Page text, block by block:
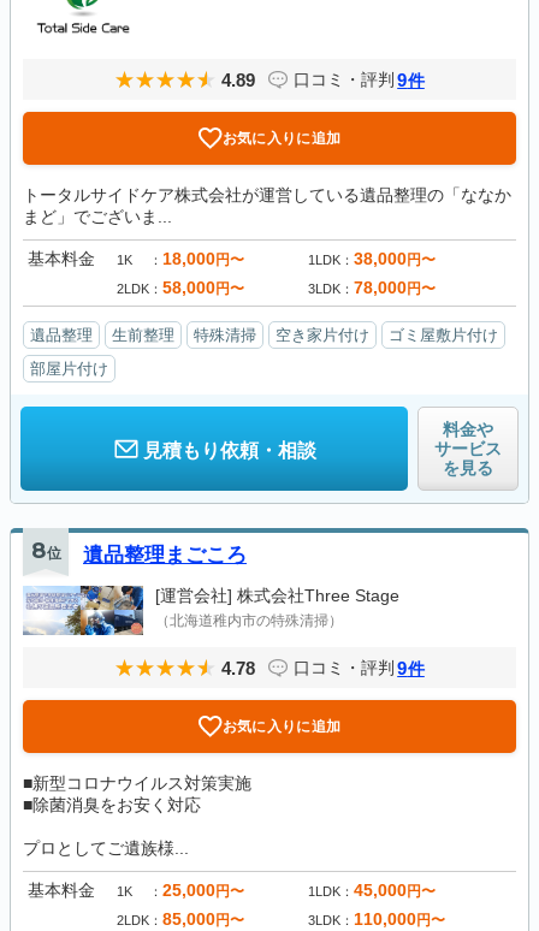
4.89 口コミ・評判 9件
お気に入りに追加
トータルサイドケア株式会社が運営している遺品整理の「ななか
まど」でございま...
基本料金 1K 18,000円〜 1LDK 38,000円〜
2LDK 58,000円〜 3LDK 78,000円〜
遺品整理 生前整理 特殊清掃 空き家片付け
ゴミ屋敷片付け
部屋片付け
見積もり依頼・相談
料金や
サービス
を見る
8位 遺品整理まごころ
[運営会社] 株式会社Three Stage
（北海道稚内市の特殊清掃）
4.78 口コミ・評判 9件
お気に入りに追加
■新型コロナウイルス対策実施
■除菌消臭をお安く対応
プロとしてご遺族様...
基本料金 1K 25,000円〜 1LDK 45,000円〜
2LDK 85,000円〜 3LDK 110,000円〜